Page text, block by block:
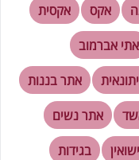
אקס
אקסית
אתי אברמוב
אתר בננות
אתר נשים
בגידות